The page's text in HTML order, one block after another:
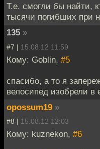
Т.е. смогли бы найти,
тысячи погибших при
135 »
#7 | 15.08.12 11:59
Кому: Goblin, #5
спасибо, а то я
велосипед изобрели в
opossum19 »
#8 | 15.08.12 12:03
Кому: kuznekon, #6